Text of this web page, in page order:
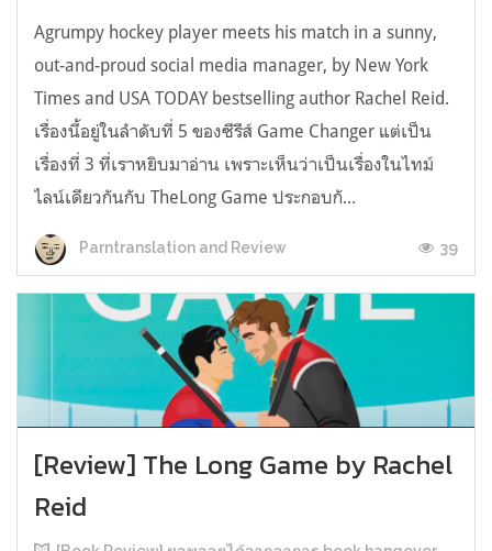
Agrumpy hockey player meets his match in a sunny,
out-and-proud social media manager, by New York
Times and USA TODAY bestselling author Rachel Reid.
เรื่องนี้อยู่ในลำดับที่ 5 ของซีรีส์ Game Changer แต่เป็น
เรื่องที่ 3 ที่เราหยิบมาอ่าน เพราะเห็นว่าเป็นเรื่องในไทม์
ไลน์เดียวกันกับ TheLong Game ประกอบกั...
Parntranslation and Review 39
[Review] The Long Game by Rachel
Reid